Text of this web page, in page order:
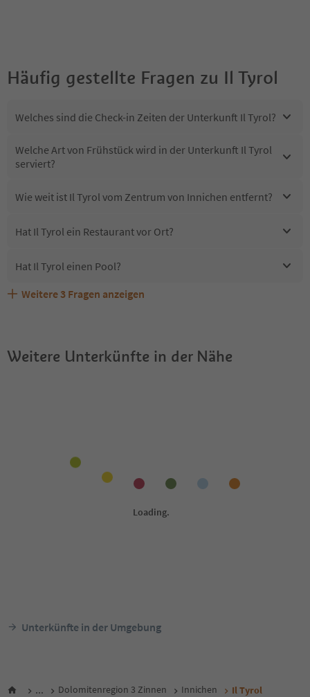
Häufig gestellte Fragen zu Il Tyrol
Welches sind die Check-in Zeiten der Unterkunft Il Tyrol?
Welche Art von Frühstück wird in der Unterkunft Il Tyrol
serviert?
Wie weit ist Il Tyrol vom Zentrum von Innichen entfernt?
Hat Il Tyrol ein Restaurant vor Ort?
Hat Il Tyrol einen Pool?
Sind Haustiere in der Unterkunft Il Tyrol erlaubt?
Welche Services bietet Il Tyrol?
Weitere 3 Fragen anzeigen
Weitere Unterkünfte in der Nähe
Unterkünfte in der Umgebung
... Dolomitenregion 3 Zinnen Innichen Il Tyrol